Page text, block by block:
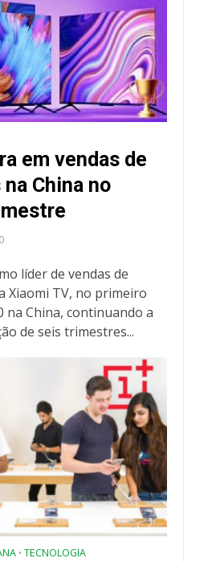
em vendas de
China no
líder de vendas de
Xiaomi TV, no primeiro
na China, continuando a
de seis trimestres...
• TECNOLOGIA